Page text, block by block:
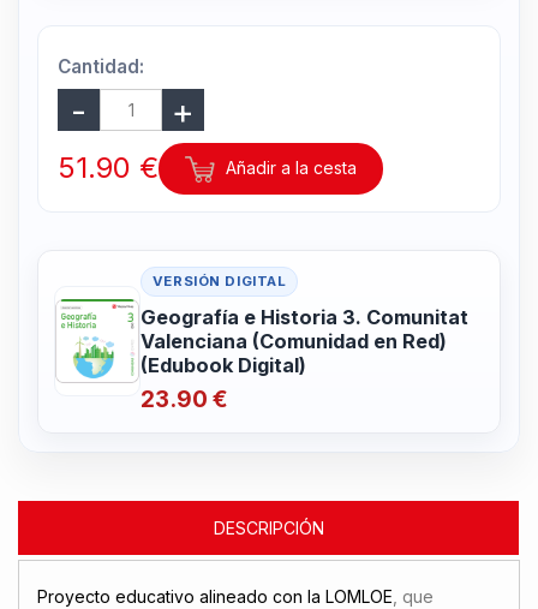
Cantidad:
51.90 € Añadir a la cesta
VERSIÓN DIGITAL
Geografía e Historia 3. Comunitat
Valenciana (Comunidad en Red)
(Edubook Digital)
23.90 €
DESCRIPCIÓN
Proyecto educativo alineado con la LOMLOE , que